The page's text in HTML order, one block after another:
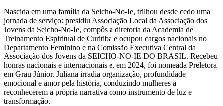
Nascida em uma família da Seicho-No-Ie, trilhou desde cedo uma
jornada de serviço: presidiu Associação Local da Associação dos
Jovens da Seicho-No-Ie, compôs a diretoria da Academia de
Treinamento Espiritual de Curitiba e ocupou cargos nacionais no
Departamento Feminino e na Comissão Executiva Central da
Associação dos Jovens da SEICHO-NO-IE DO BRASIL. Recebeu
honras nacionais e internacionais e, em 2024, foi nomeada Preletora
em Grau Júnior. Juliana irradia organização, profundidade
emocional e amor pela história, conduzindo mulheres a
reconhecerem a própria narrativa como instrumento de luz e
transformação.